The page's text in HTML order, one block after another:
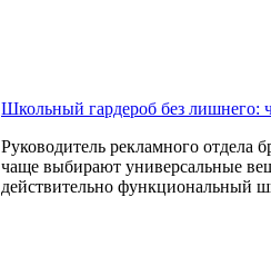
Школьный гардероб без лишнего:
Руководитель рекламного отдела
чаще выбирают универсальные
действительно функциональный